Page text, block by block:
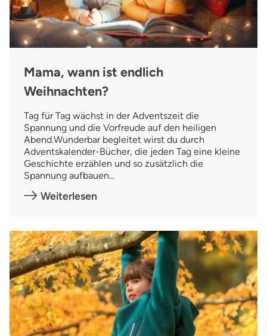
Mama, wann ist endlich
Weihnachten?
Tag für Tag wächst in der Adventszeit die
Spannung und die Vorfreude auf den heiligen
Abend.Wunderbar begleitet wirst du durch
Adventskalender-Bücher, die jeden Tag eine kleine
Geschichte erzählen und so zusätzlich die
Spannung aufbauen...
Weiterlesen